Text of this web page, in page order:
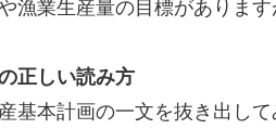
漁業生産量の目標があります
正しい読み方
基本計画の一文を抜き出して